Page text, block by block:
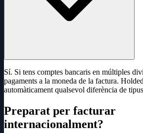
Sí. Si tens comptes bancaris en múltiples
pagaments a la moneda de la factura.
automàticament qualsevol diferència de
Preparat per facturar
internacionalment?